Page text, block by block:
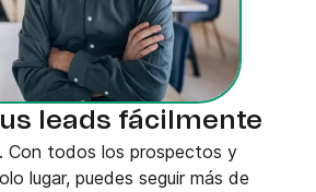
leads fácilmente
Con todos los prospectos y
lugar, puedes seguir más de